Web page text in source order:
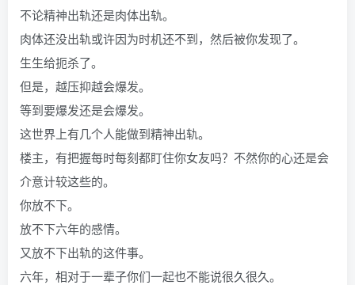
不论精神出轨还是肉体出轨。
肉体还没出轨或许因为时机还不到，然后被你发现了。
生生给扼杀了。
但是，越压抑越会爆发。
等到要爆发还是会爆发。
这世界上有几个人能做到精神出轨。
楼主，有把握每时每刻都盯住你女友吗？不然你的心还是会
介意计较这些的。
你放不下。
放不下六年的感情。
又放不下出轨的这件事。
六年，相对于一辈子你们一起也不能说很久很久。